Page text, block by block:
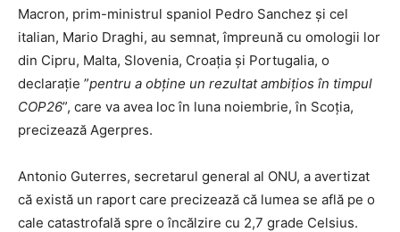
Macron, prim-ministrul spaniol Pedro Sanchez şi cel
italian, Mario Draghi, au semnat, împreună cu omologii lor
din Cipru, Malta, Slovenia, Croaţia şi Portugalia, o
declaraţie ”pentru a obţine un rezultat ambiţios în timpul
COP26”, care va avea loc în luna noiembrie, în Scoţia,
precizează Agerpres.
Antonio Guterres, secretarul general al ONU, a avertizat
că există un raport care precizează că lumea se află pe o
cale catastrofală spre o încălzire cu 2,7 grade Celsius.